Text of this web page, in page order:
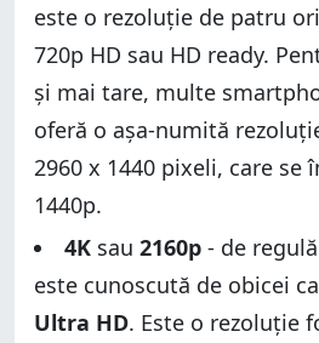
este o rezoluție de patru
720p HD sau HD ready.
și mai tare, multe
oferă o așa-numită
2960 x 1440 pixeli, care se
1440p.
4K sau 2160p - de
este cunoscută de obicei
Ultra HD. Este o rezoluție